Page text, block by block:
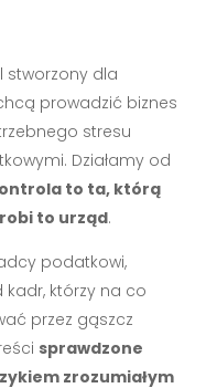
stworzony dla
prowadzić biznes
stresu
Działamy od
to ta, którą
to urząd.
podatkowi,
kadr, którzy na co
przez gąszcz
sprawdzone
zrozumiałym